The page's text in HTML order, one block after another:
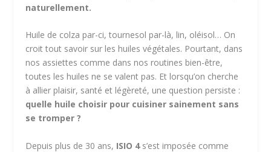
naturellement.
Huile de colza par-ci, tournesol par-là, lin, oléisol… On
croit tout savoir sur les huiles végétales. Pourtant, dans
nos assiettes comme dans nos routines bien-être,
toutes les huiles ne se valent pas. Et lorsqu’on cherche
à allier plaisir, santé et légèreté, une question persiste :
quelle huile choisir pour cuisiner sainement sans
se tromper ?
Depuis plus de 30 ans, ISIO 4s’est imposée comme